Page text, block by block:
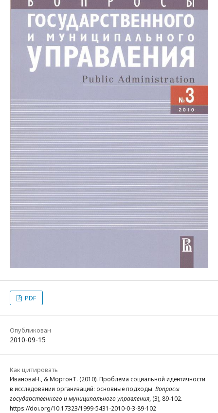
PDF
Опубликован
2010-09-15
Как цитировать
ИвановаН., & МортонТ. (2010). Проблема социальной идентичности
в исследовании организаций: основные подходы. Вопросы
государственного и муниципального управления, (3), 89-102.
https://doi.org/10.17323/1999-5431-2010-0-3-89-102